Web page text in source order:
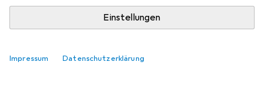
Einstellungen
Impressum Datenschutzerklärung